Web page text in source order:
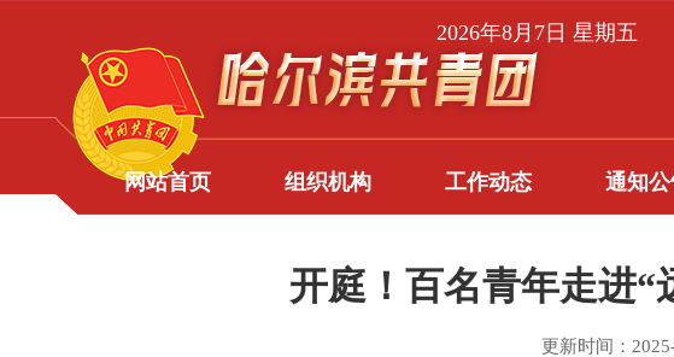
2026年8月7日 星期五
网站首页 组织机构 工作动态 通知
开庭！百名青年走进“
更新时间：